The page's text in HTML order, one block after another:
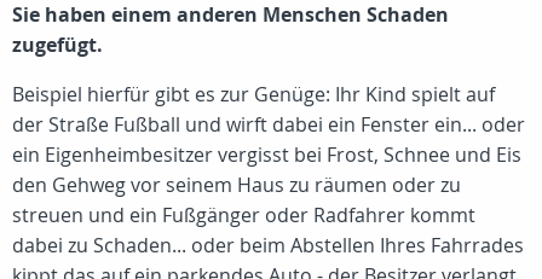
Sie haben einem anderen Menschen Schaden
zugefügt.
Beispiel hierfür gibt es zur Genüge: Ihr Kind spielt auf
der Straße Fußball und wirft dabei ein Fenster ein... oder
ein Eigenheimbesitzer vergisst bei Frost, Schnee und Eis
den Gehweg vor seinem Haus zu räumen oder zu
streuen und ein Fußgänger oder Radfahrer kommt
dabei zu Schaden... oder beim Abstellen Ihres Fahrrades